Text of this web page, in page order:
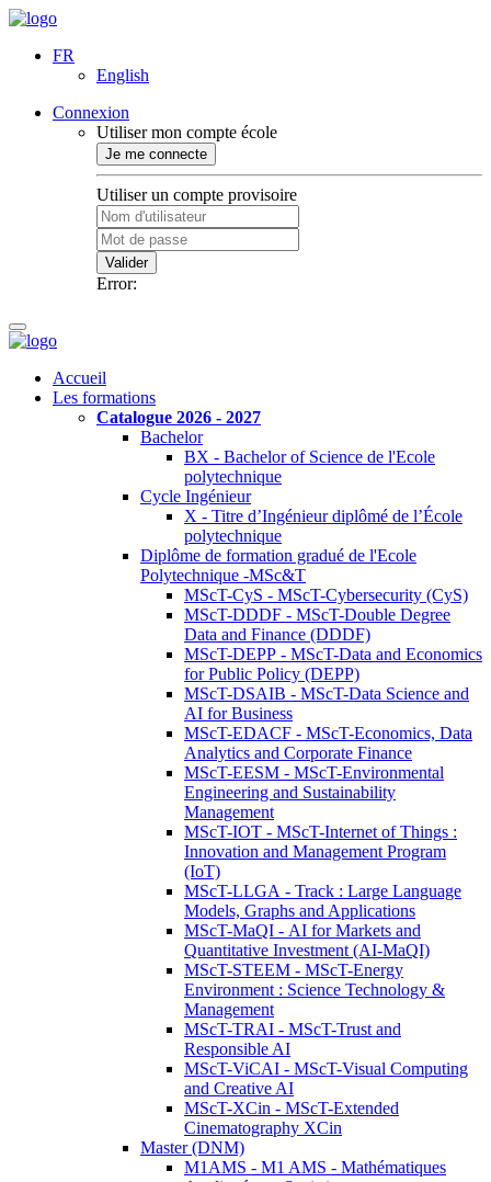
FR
English
Connexion
Utiliser mon compte école
Je me connecte
Utiliser un compte provisoire
Valider
Error:
Accueil
Les formations
Catalogue 2026 - 2027
Bachelor
BX - Bachelor of Science de l'Ecole
polytechnique
Cycle Ingénieur
X - Titre d’Ingénieur diplômé de l’École
polytechnique
Diplôme de formation gradué de l'Ecole
Polytechnique -MSc&T
MScT-CyS - MScT-Cybersecurity (CyS)
MScT-DDDF - MScT-Double Degree
Data and Finance (DDDF)
MScT-DEPP - MScT-Data and Economics
for Public Policy (DEPP)
MScT-DSAIB - MScT-Data Science and
AI for Business
MScT-EDACF - MScT-Economics, Data
Analytics and Corporate Finance
MScT-EESM - MScT-Environmental
Engineering and Sustainability
Management
MScT-IOT - MScT-Internet of Things :
Innovation and Management Program
(IoT)
MScT-LLGA - Track : Large Language
Models, Graphs and Applications
MScT-MaQI - AI for Markets and
Quantitative Investment (AI-MaQI)
MScT-STEEM - MScT-Energy
Environment : Science Technology &
Management
MScT-TRAI - MScT-Trust and
Responsible AI
MScT-ViCAI - MScT-Visual Computing
and Creative AI
MScT-XCin - MScT-Extended
Cinematography XCin
Master (DNM)
M1AMS - M1 AMS - Mathématiques